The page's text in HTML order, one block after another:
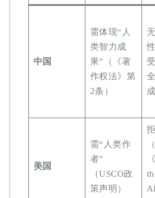
​中国​
需体现“人
类智力成
果”（《著
作权法》第
2条）
​美国​
需“人类作
者”
（USCO政
策声明）